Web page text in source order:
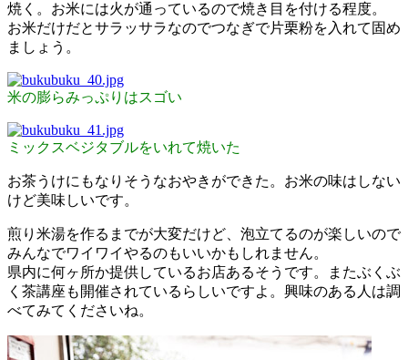
焼く。お米には火が通っているので焼き目を付ける程度。
お米だけだとサラッサラなのでつなぎで片栗粉を入れて固め
ましょう。
米の膨らみっぷりはスゴい
ミックスベジタブルをいれて焼いた
お茶うけにもなりそうなおやきができた。お米の味はしない
けど美味しいです。
煎り米湯を作るまでが大変だけど、泡立てるのが楽しいので
みんなでワイワイやるのもいいかもしれません。
県内に何ヶ所か提供しているお店あるそうです。またぶくぶ
く茶講座も開催されているらしいですよ。興味のある人は調
べてみてくださいね。